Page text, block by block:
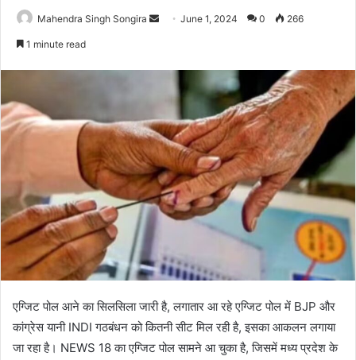
Mahendra Singh Songira
Send June 1, 2024 0 266
1 minute read
एग्जिट पोल आने का सिलसिला जारी है, लगातार आ रहे एग्जिट पोल में BJP और
कांग्रेस यानी INDI गठबंधन को कितनी सीट मिल रही है, इसका आकलन लगाया
जा रहा है। NEWS 18 का एग्जिट पोल सामने आ चुका है, जिसमें मध्य प्रदेश के